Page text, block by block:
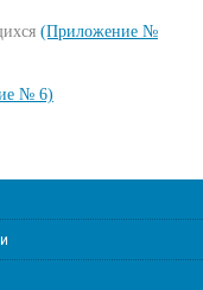
(Приложение №
№ 6)